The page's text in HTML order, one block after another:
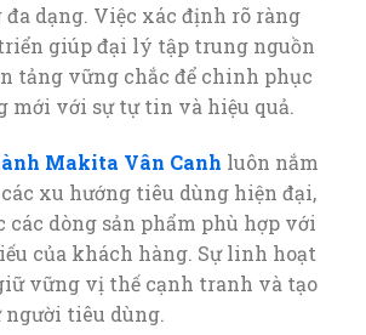
dạng. Việc xác định rõ ràng
giúp đại lý tập trung nguồn
tảng vững chắc để chinh phục
mới với sự tự tin và hiệu quả.
Makita Vân Canh luôn nắm
xu hướng tiêu dùng hiện đại,
dòng sản phẩm phù hợp với
của khách hàng. Sự linh hoạt
vững vị thế cạnh tranh và tạo
tiêu dùng.